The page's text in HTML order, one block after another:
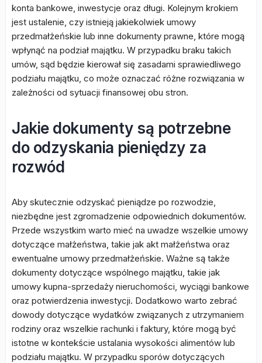
konta bankowe, inwestycje oraz długi. Kolejnym krokiem
jest ustalenie, czy istnieją jakiekolwiek umowy
przedmałżeńskie lub inne dokumenty prawne, które mogą
wpłynąć na podział majątku. W przypadku braku takich
umów, sąd będzie kierował się zasadami sprawiedliwego
podziału majątku, co może oznaczać różne rozwiązania w
zależności od sytuacji finansowej obu stron.
Jakie dokumenty są potrzebne
do odzyskania pieniędzy za
rozwód
Aby skutecznie odzyskać pieniądze po rozwodzie,
niezbędne jest zgromadzenie odpowiednich dokumentów.
Przede wszystkim warto mieć na uwadze wszelkie umowy
dotyczące małżeństwa, takie jak akt małżeństwa oraz
ewentualne umowy przedmałżeńskie. Ważne są także
dokumenty dotyczące wspólnego majątku, takie jak
umowy kupna-sprzedaży nieruchomości, wyciągi bankowe
oraz potwierdzenia inwestycji. Dodatkowo warto zebrać
dowody dotyczące wydatków związanych z utrzymaniem
rodziny oraz wszelkie rachunki i faktury, które mogą być
istotne w kontekście ustalania wysokości alimentów lub
podziału majątku. W przypadku sporów dotyczących